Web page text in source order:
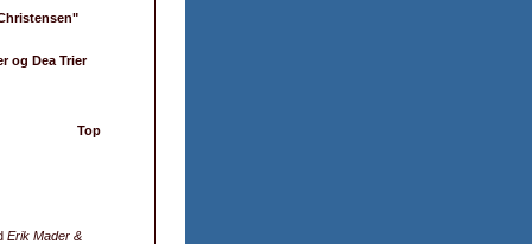
og Dea Trier
Top
Erik Mader &